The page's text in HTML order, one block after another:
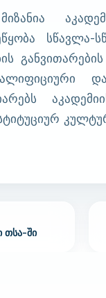
სწავლა-
თსა-ში